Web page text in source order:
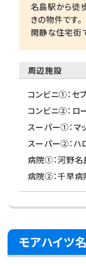
名島駅から徒
きの物件です。
閑静な住宅街
周辺施設
コンビニ①：
コンビニ②：
スーパー①：
スーパー②：
病院①：河野
病院②：千早
モアハイツ